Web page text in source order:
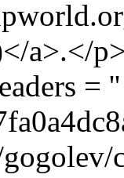
a>.</
=